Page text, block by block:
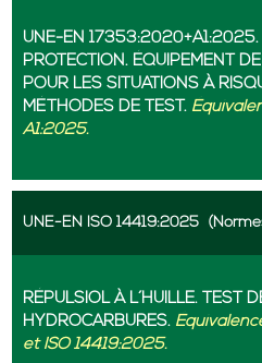
UNE-EN 17353:2020+A1:2025.
PROTECTION. ÉQUIPEMENT
POUR LES SITUATIONS À
MÉTHODES DE TEST.
A1:2025.
UNE-EN ISO 14419:2025
RÉPULSIOL À L´HUILLE. TEST
HYDROCARBURES.
et ISO 14419:2025.